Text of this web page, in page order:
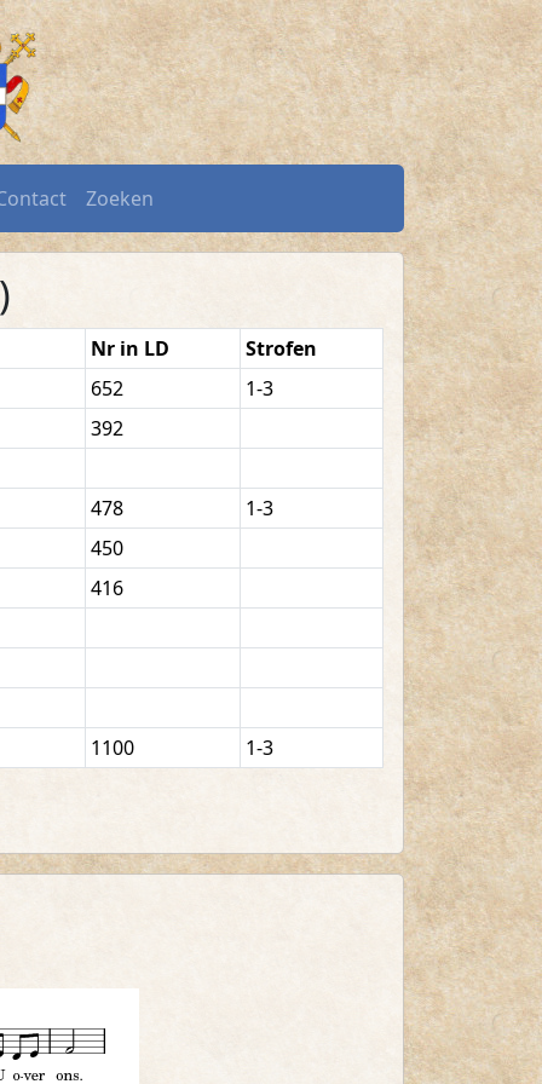
Zoeken
Nr in LD
Strofen
652
1-3
392
478
1-3
450
416
1100 1-3